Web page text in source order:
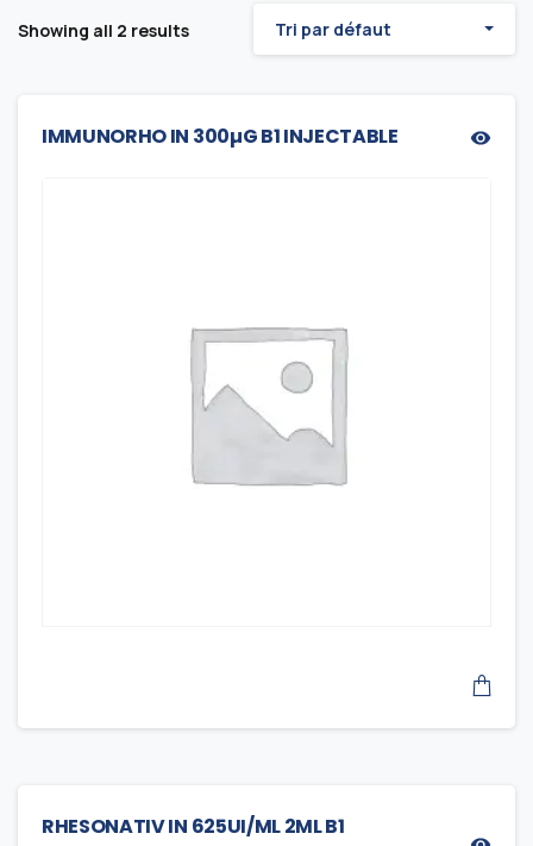
Showing all 2 results Tri par défaut
IMMUNORHO IN 300µG B1 INJECTABLE
RHESONATIV IN 625UI/ML 2ML B1